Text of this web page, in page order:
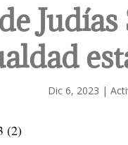
Dic 6, 2023 |